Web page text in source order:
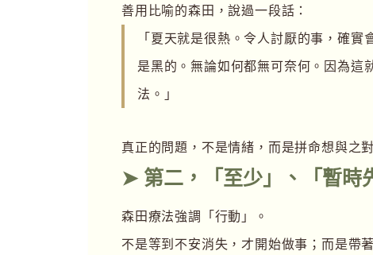
善用比喻的森田，說過一段話：
「夏天就是很熱。令人討厭的事，確
是黑的。無論如何都無可奈何。因為這
法。」
真正的問題，不是情緒，而是拼命想與之
➤ 第二，「至少」、「暫時
森田療法強調「行動」。
不是等到不安消失，才開始做事；而是帶